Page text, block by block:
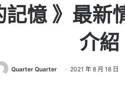
記憶 》最
介紹
Quarter Quarter 2021 年 8 月 18 日